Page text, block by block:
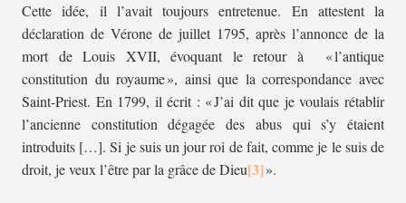
Cette idée, il l’avait toujours entretenue. En attestent la
déclaration de Vérone de juillet 1795, après l’annonce de la
mort de Louis XVII, évoquant le retour à « l’antique
constitution du royaume », ainsi que la correspondance avec
Saint-Priest. En 1799, il écrit : « J’ai dit que je voulais rétablir
l’ancienne constitution dégagée des abus qui s’y étaient
introduits […]. Si je suis un jour roi de fait, comme je le suis de
droit, je veux l’être par la grâce de Dieu
».